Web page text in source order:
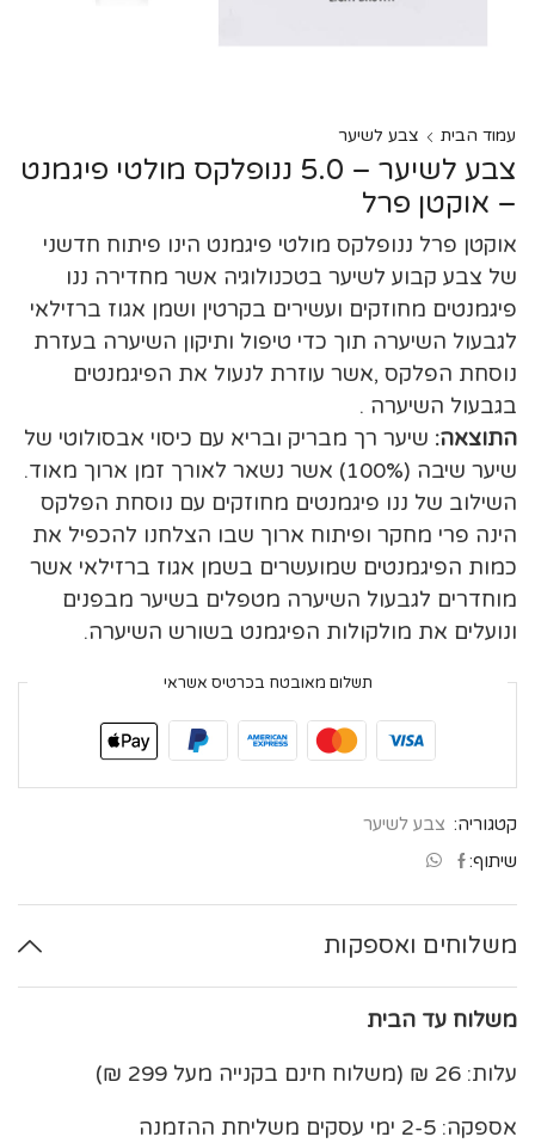
עמוד הבית צבע לשיער
צבע לשיער – 5.0 ננופלקס מולטי פיגמנט
– אוקטן פרל
אוקטן פרל ננופלקס מולטי פיגמנט הינו פיתוח חדשני
של צבע קבוע לשיער בטכנולוגיה אשר מחדירה ננו
פיגמנטים מחוזקים ועשירים בקרטין ושמן אגוז ברזילאי
לגבעול השיערה תוך כדי טיפול ותיקון השיערה בעזרת
נוסחת הפלקס ,אשר עוזרת לנעול את הפיגמנטים
בגבעול השיערה .
התוצאה: שיער רך מבריק ובריא עם כיסוי אבסולוטי של
שיער שיבה (100%) אשר נשאר לאורך זמן ארוך מאוד.
השילוב של ננו פיגמנטים מחוזקים עם נוסחת הפלקס
הינה פרי מחקר ופיתוח ארוך שבו הצלחנו להכפיל את
כמות הפיגמנטים שמועשרים בשמן אגוז ברזילאי אשר
מוחדרים לגבעול השיערה מטפלים בשיער מבפנים
ונועלים את מולקולות הפיגמנט בשורש השיערה.
תשלום מאובטח בכרטיס אשראי
קטגוריה: צבע לשיער
שיתוף:
משלוחים ואספקות
משלוח עד הבית
עלות: 26 ₪ (משלוח חינם בקנייה מעל 299 ₪)
אספקה: 2-5 ימי עסקים משליחת ההזמנה